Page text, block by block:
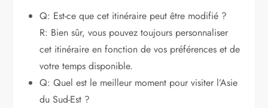
Q: Est-ce que cet itinéraire peut être modifié ?
R: Bien sûr, vous pouvez toujours personnaliser
cet itinéraire en fonction de vos préférences et de
votre temps disponible.
Q: Quel est le meilleur moment pour visiter l’Asie
du Sud-Est ?